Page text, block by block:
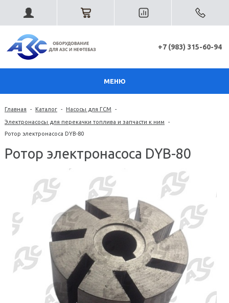
+7 (983) 315-60-94
МЕНЮ
Главная - Каталог - Насосы для ГСМ -
Электронасосы для перекачки топлива и запчасти к ним
-
Ротор электронасоса DYB-80
Ротор электронасоса DYB-80